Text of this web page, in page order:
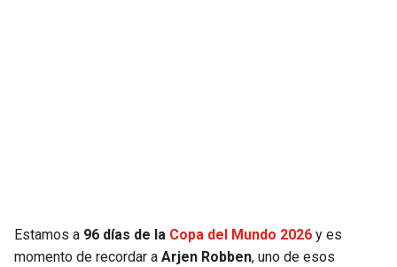
COMMANDERS
Estamos a 96 días de la Copa del Mundo 2026 y es
momento de recordar a Arjen Robben, uno de esos